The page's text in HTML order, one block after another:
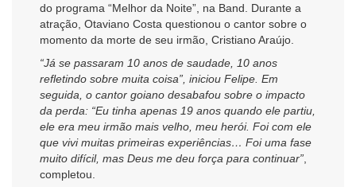
do programa “Melhor da Noite”, na Band. Durante a
atração, Otaviano Costa questionou o cantor sobre o
momento da morte de seu irmão, Cristiano Araújo.
“Já se passaram 10 anos de saudade, 10 anos
refletindo sobre muita coisa”, iniciou Felipe. Em
seguida, o cantor goiano desabafou sobre o impacto
da perda: “Eu tinha apenas 19 anos quando ele partiu,
ele era meu irmão mais velho, meu herói. Foi com ele
que vivi muitas primeiras experiências… Foi uma fase
muito difícil, mas Deus me deu força para continuar”
completou.